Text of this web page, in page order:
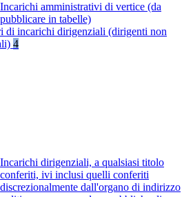
Incarichi amministrativi di vertice (da
pubblicare in tabelle)
di incarichi dirigenziali (dirigenti non
4
Incarichi dirigenziali, a qualsiasi titolo
conferiti, ivi inclusi quelli conferiti
discrezionalmente dall'organo di indirizzo